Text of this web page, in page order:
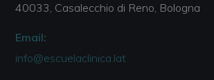
40033, Casalecchio di Reno, Bologna
Email:
info@escuelaclinica.lat